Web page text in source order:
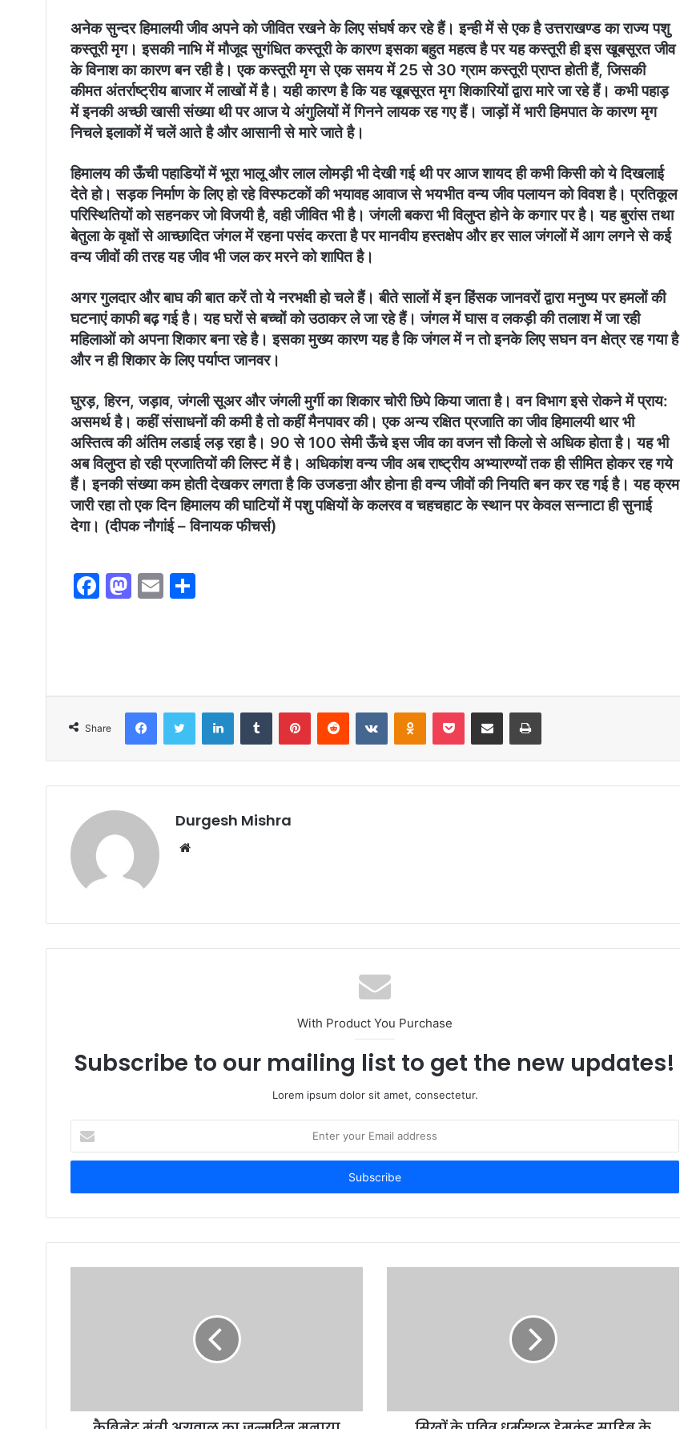
अनेक सुन्दर हिमालयी जीव अपने को जीवित रखने के लिए संघर्ष कर रहे हैं। इन्ही में से एक है उत्तराखण्ड का राज्य पशु
कस्तूरी मृग। इसकी नाभि में मौजूद सुगंधित कस्तूरी के कारण इसका बहुत महत्व है पर यह कस्तूरी ही इस खूबसूरत जीव
के विनाश का कारण बन रही है। एक कस्तूरी मृग से एक समय में 25 से 30 ग्राम कस्तूरी प्राप्त होती हैं, जिसकी
कीमत अंतर्राष्ट्रीय बाजार में लाखों में है। यही कारण है कि यह खूबसूरत मृग शिकारियों द्वारा मारे जा रहे हैं। कभी पहाड़
में इनकी अच्छी खासी संख्या थी पर आज ये अंगुलियों में गिनने लायक रह गए हैं। जाड़ों में भारी हिमपात के कारण मृग
निचले इलाकों में चलें आते है और आसानी से मारे जाते है।
हिमालय की ऊँची पहाडियों में भूरा भालू और लाल लोमड़ी भी देखी गई थी पर आज शायद ही कभी किसी को ये दिखलाई
देते हो। सड़क निर्माण के लिए हो रहे विस्फटकों की भयावह आवाज से भयभीत वन्य जीव पलायन को विवश है। प्रतिकूल
परिस्थितियों को सहनकर जो विजयी है, वही जीवित भी है। जंगली बकरा भी विलुप्त होने के कगार पर है। यह बुरांस तथा
बेतुला के वृक्षों से आच्छादित जंगल में रहना पसंद करता है पर मानवीय हस्तक्षेप और हर साल जंगलों में आग लगने से कई
वन्य जीवों की तरह यह जीव भी जल कर मरने को शापित है।
अगर गुलदार और बाघ की बात करें तो ये नरभक्षी हो चले हैं। बीते सालों में इन हिंसक जानवरों द्वारा मनुष्य पर हमलों की
घटनाएं काफी बढ़ गई है। यह घरों से बच्चों को उठाकर ले जा रहे हैं। जंगल में घास व लकड़ी की तलाश में जा रही
महिलाओं को अपना शिकार बना रहे है। इसका मुख्य कारण यह है कि जंगल में न तो इनके लिए सघन वन क्षेत्र रह गया है
और न ही शिकार के लिए पर्याप्त जानवर।
घुरड़, हिरन, जड़ाव, जंगली सूअर और जंगली मुर्गी का शिकार चोरी छिपे किया जाता है। वन विभाग इसे रोकने में प्राय:
असमर्थ है। कहीं संसाधनों की कमी है तो कहीं मैनपावर की। एक अन्य रक्षित प्रजाति का जीव हिमालयी थार भी
अस्तित्व की अंतिम लडाई लड़ रहा है। 90 से 100 सेमी ऊँचे इस जीव का वजन सौ किलो से अधिक होता है। यह भी
अब विलुप्त हो रही प्रजातियों की लिस्ट में है। अधिकांश वन्य जीव अब राष्ट्रीय अभ्यारण्यों तक ही सीमित होकर रह गये
हैं। इनकी संख्या कम होती देखकर लगता है कि उजडऩा और होना ही वन्य जीवों की नियति बन कर रह गई है। यह क्रम
जारी रहा तो एक दिन हिमालय की घाटियों में पशु पक्षियों के कलरव व चहचहाट के स्थान पर केवल सन्नाटा ही सुनाई
देगा। (दीपक नौगांई – विनायक फीचर्स)
F
b
o
k
M
d
o
n
E
Share
FacebookTwitter LinkedInTumblr PinterestReddit VKontakteOdnoklassniki
Pocket Share via Email Print
Durgesh Mishra
Website
With Product You Purchase
Subscribe to our mailing list to get the new updates!
Lorem ipsum dolor sit amet, consectetur.
your
Email